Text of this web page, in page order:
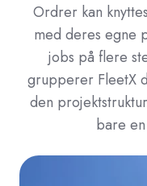
Ordrer kan
med deres egne
jobs på flere
grupperer FleetX
den
bare